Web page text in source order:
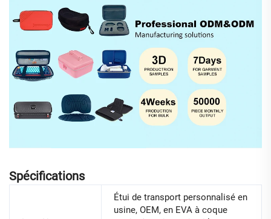
Spécifications
Étui de transport personnalisé en
usine, OEM, en EVA à coque